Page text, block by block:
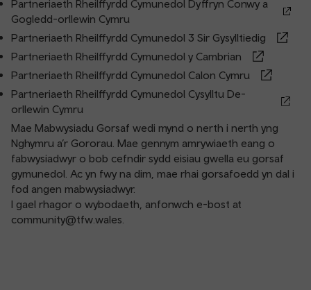
Partneriaeth Rheilffyrdd Cymunedol Dyffryn Conwy a
Gogledd-orllewin Cymru
Partneriaeth Rheilffyrdd Cymunedol 3 Sir Gysylltiedig
Partneriaeth Rheilffyrdd Cymunedol y Cambrian
Partneriaeth Rheilffyrdd Cymunedol Calon Cymru
Partneriaeth Rheilffyrdd Cymunedol Cysylltu De-
orllewin Cymru
Mae Mabwysiadu Gorsaf wedi mynd o nerth i nerth yng
Nghymru a’r Gororau. Mae gennym amrywiaeth eang o
fabwysiadwyr o bob cefndir sydd eisiau gwella eu gorsaf
gymunedol. Ac yn fwy na dim, mae rhai gorsafoedd yn dal i
fod angen mabwysiadwyr.
I gael rhagor o wybodaeth, anfonwch e-bost at
community@tfw.wales